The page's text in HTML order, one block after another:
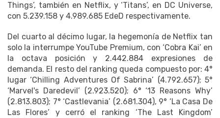
Things’, también en Netflix, y ‘Titans’, en DC Universe,
con 5.239.158 y 4.989.685 EdeD respectivamente.
Del cuarto al décimo lugar, la hegemonía de Netflix tan
solo la interrumpe YouTube Premium, con ‘Cobra Kai’ en
la octava posición y 2.442.884 expresiones de
demanda. El resto del ranking queda compuesto por: 4°
lugar ‘Chilling Adventures Of Sabrina’ (4.792.657); 5°
‘Marvel's Daredevil’ (2.923.520); 6° ‘13 Reasons Why’
(2.813.803); 7° ‘Castlevania’ (2.681.304), 9° ‘La Casa De
Las Flores’ y cerró el ranking ‘The Last Kingdom’